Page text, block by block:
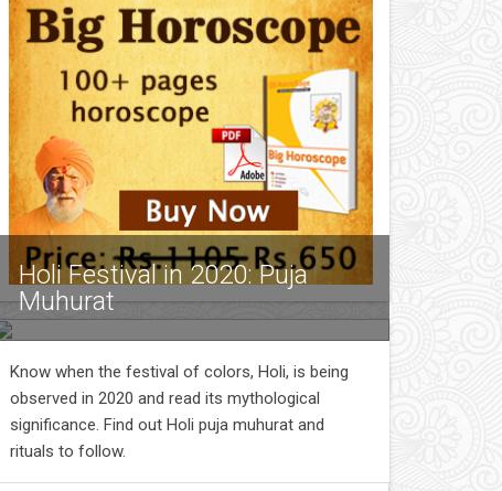
Holi Festival in 2020: Puja
Muhurat
Know when the festival of colors, Holi, is being
observed in 2020 and read its mythological
significance. Find out Holi puja muhurat and
rituals to follow.